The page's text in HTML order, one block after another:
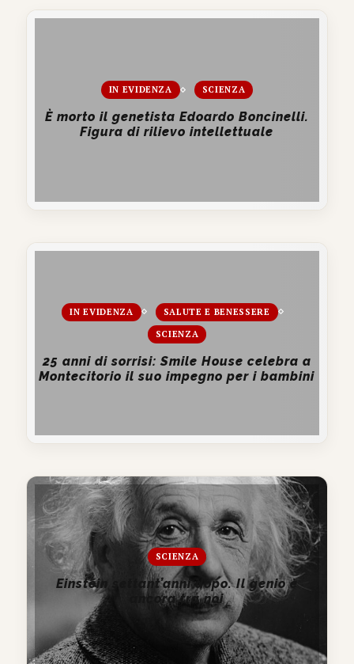
IN EVIDENZA SCIENZA
È morto il genetista Edoardo Boncinelli.
Figura di rilievo intellettuale
IN EVIDENZA
SALUTE E BENESSERE
SCIENZA
25 anni di sorrisi: Smile House celebra a
Montecitorio il suo impegno per i bambini
SCIENZA
Einstein settant’anni dopo. Il genio è
ancora tra noi